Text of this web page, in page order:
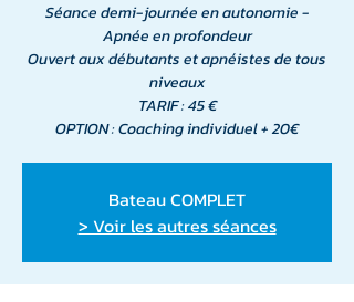
Séance demi-journée en autonomie -
Apnée en profondeur
Ouvert aux débutants et apnéistes de tous
niveaux
TARIF : 45 €
OPTION : Coaching individuel + 20€
Bateau COMPLET
> Voir les autres séances